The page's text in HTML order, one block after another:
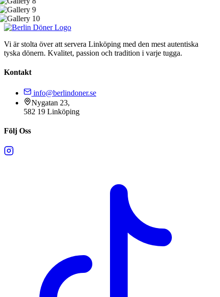
Vi är stolta över att servera Linköping med den mest autentiska
tyska dönern. Kvalitet, passion och tradition i varje tugga.
Kontakt
info@berlindoner.se
Nygatan 23,
582 19 Linköping
Följ Oss